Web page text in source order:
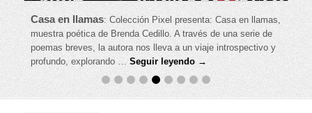
Casa en llamas: Colección Pixel presenta: Casa en llamas,
muestra poética de Brenda Cedillo. A través de una serie de
poemas breves, la autora nos lleva a un viaje introspectivo y
profundo, explorando … Seguir leyendo →